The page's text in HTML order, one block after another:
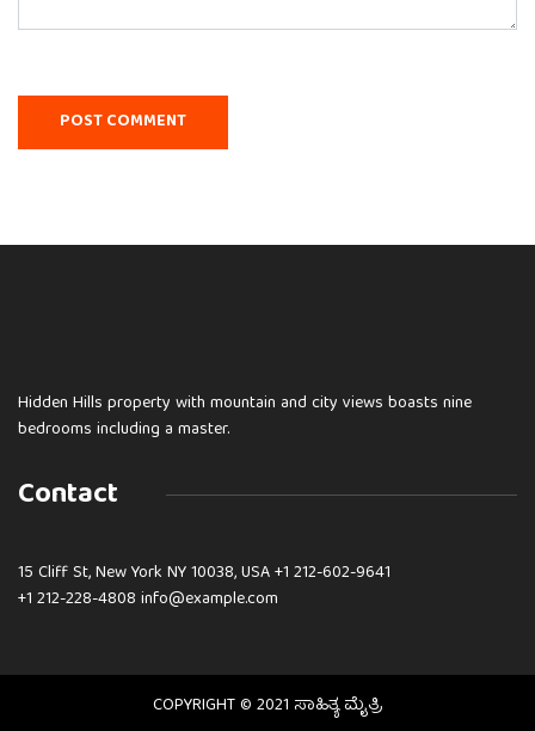
Hidden Hills property with mountain and city views boasts nine
bedrooms including a master.
Contact
15 Cliff St, New York NY 10038, USA+1 212-602-9641
+1 212-228-4808 info@example.com
COPYRIGHT © 2021 ಸಾಹಿತ್ಯ ಮೈತ್ರಿ